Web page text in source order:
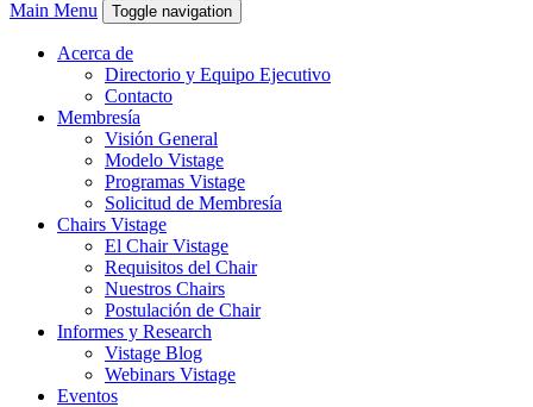
Main Menu Toggle navigation
Acerca de
Directorio y Equipo Ejecutivo
Contacto
Membresía
Visión General
Modelo Vistage
Programas Vistage
Solicitud de Membresía
Chairs Vistage
El Chair Vistage
Requisitos del Chair
Nuestros Chairs
Postulación de Chair
Informes y Research
Vistage Blog
Webinars Vistage
Eventos